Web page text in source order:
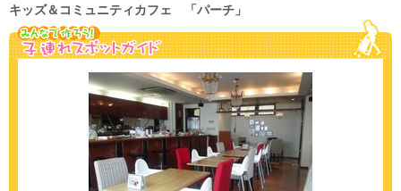
キッズ＆コミュニティカフェ 「パーチ」